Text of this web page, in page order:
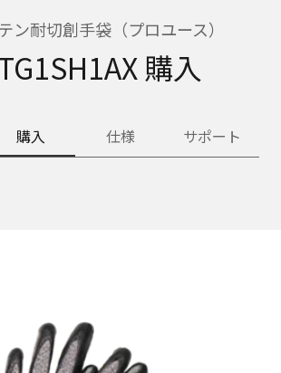
ン耐切創手袋（プロユース）
購入
購入 仕様 サポート